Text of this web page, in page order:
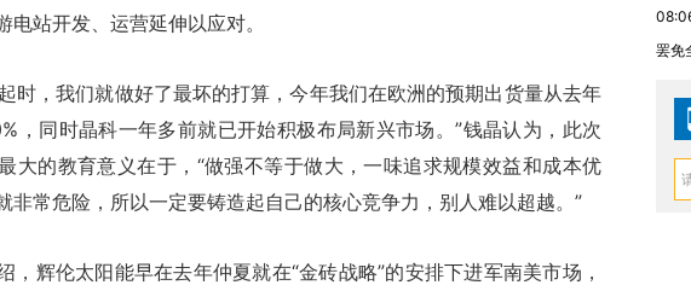
电站开发、运营延伸以应对。
，我们就做好了最坏的打算，今年我们在欧洲的预期出货量从去年
，同时晶科一年多前就已开始积极布局新兴市场。”钱晶认为，此次
大的教育意义在于，“做强不等于做大，一味追求规模效益和成本优
非常危险，所以一定要铸造起自己的核心竞争力，别人难以超越。”
辉伦太阳能早在去年仲夏就在“金砖战略”的安排下进军南美市场，
罢免